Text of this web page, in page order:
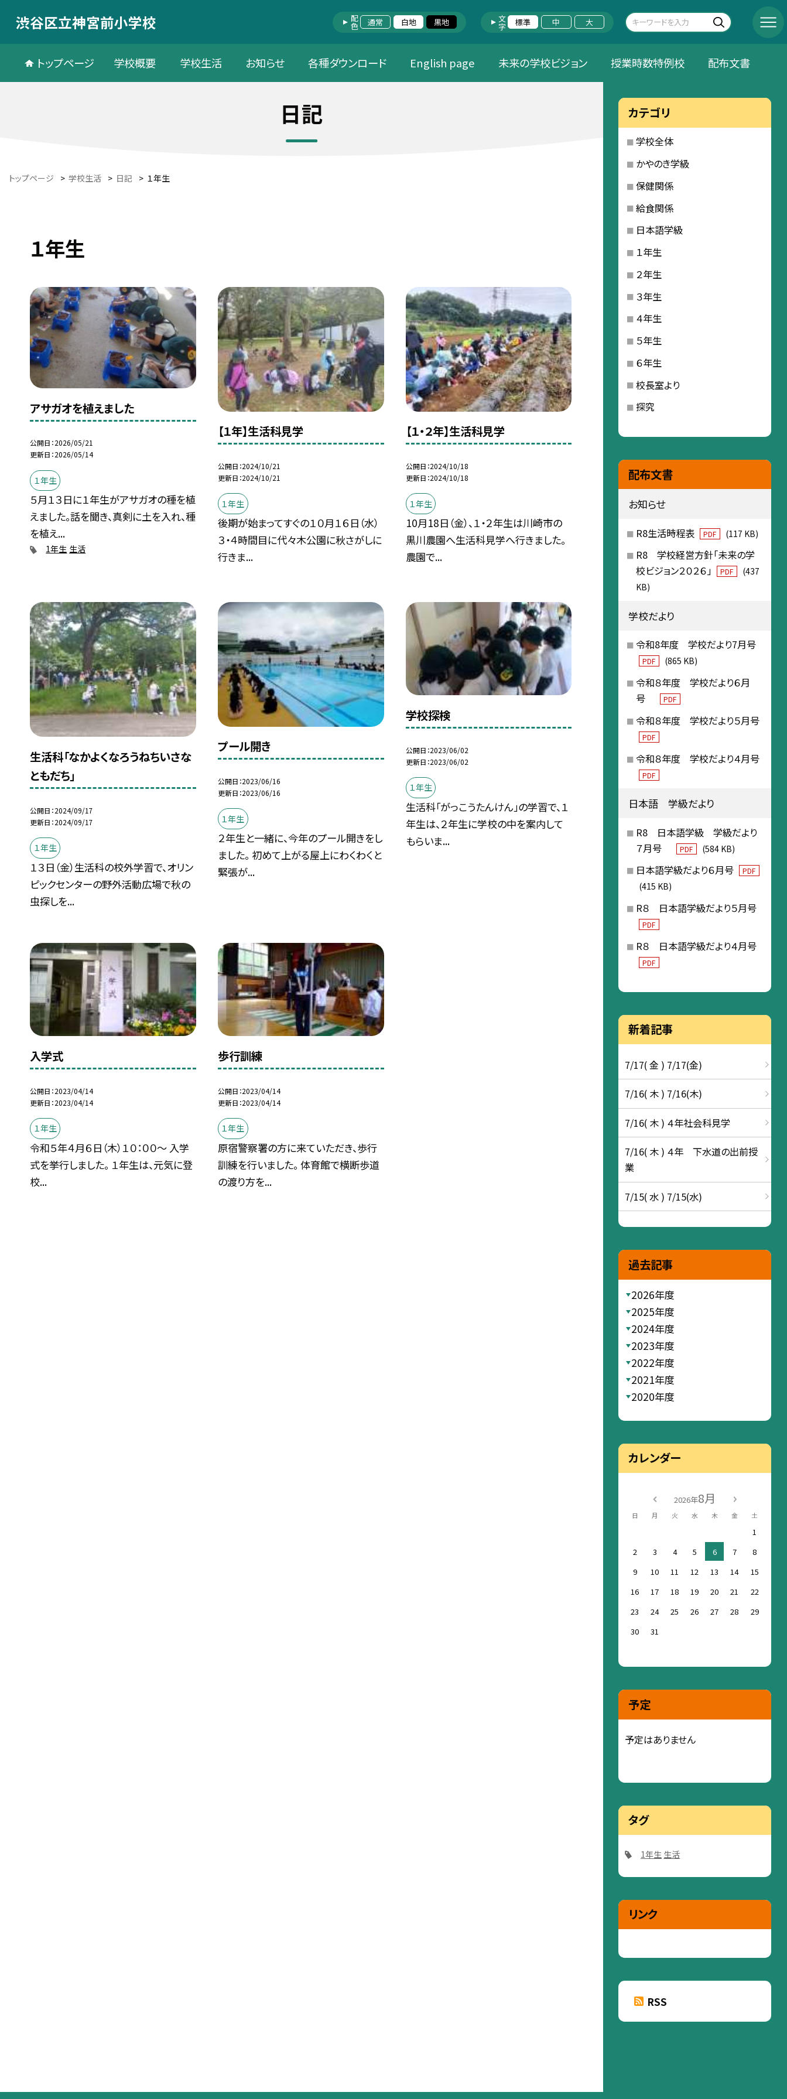
渋谷区立神宮前小学校 配色 通常 白地 黒地 文字 標準 中 大
トップページ 学校概要 学校生活 お知らせ 各種ダウンロード English page 未来の学校ビジョン 授業時数特例校 配布文書
日記
トップページ > 学校生活 > 日記 > １年生
１年生
アサガオを植えました
公開日 2026/05/21
更新日 2026/05/14
１年生
５月１３日に１年生がアサガオの種を植
えました。話を聞き、真剣に土を入れ、種
を植え...
1年生 生活
【１年】生活科見学
公開日 2024/10/21
更新日 2024/10/21
１年生
後期が始まってすぐの１０月１６日（水）
３・４時間目に代々木公園に秋さがしに
行きま...
【１・２年】生活科見学
公開日 2024/10/18
更新日 2024/10/18
１年生
10月18日（金）、１・２年生は川崎市の
黒川農園へ生活科見学へ行きました。
農園で...
生活科「なかよくなろうねちいさな
ともだち」
公開日 2024/09/17
更新日 2024/09/17
１年生
１３日（金）生活科の校外学習で、オリン
ピックセンターの野外活動広場で秋の
虫探しを...
プール開き
公開日 2023/06/16
更新日 2023/06/16
１年生
２年生と一緒に、今年のプール開きをし
ました。 初めて上がる屋上にわくわくと
緊張が...
学校探検
公開日 2023/06/02
更新日 2023/06/02
１年生
生活科「がっこうたんけん」の学習で、１
年生は、２年生に学校の中を案内して
もらいま...
入学式
公開日 2023/04/14
更新日 2023/04/14
１年生
令和５年４月６日（木）１０：００〜 入学
式を挙行しました。 １年生は、元気に登
校...
歩行訓練
公開日 2023/04/14
更新日 2023/04/14
１年生
原宿警察署の方に来ていただき、歩行
訓練を行いました。 体育館で横断歩道
の渡り方を...
カテゴリ
学校全体
かやのき学級
保健関係
給食関係
日本語学級
１年生
２年生
３年生
４年生
５年生
６年生
校長室より
探究
配布文書
お知らせ
R8生活時程表 PDF (117 KB)
R8 学校経営方針「未来の学
校ビジョン２０２６」
PDF
(437
KB)
学校だより
令和8年度 学校だより7月号
PDF (865 KB)
令和８年度 学校だより６月
号
PDF
令和８年度 学校だより５月号
PDF
令和８年度 学校だより４月号
PDF
日本語 学級だより
R8 日本語学級 学級だより
７月号
PDF (584 KB)
日本語学級だより６月号 PDF
(415 KB)
R８ 日本語学級だより５月号
PDF
R８ 日本語学級だより４月号
PDF
新着記事
7/17( 金 ) 7/17(金)
7/16( 木 ) 7/16(木)
7/16( 木 ) ４年社会科見学
7/16( 木 ) ４年 下水道の出前授
業
7/15( 水 ) 7/15(水)
過去記事
2026年度
2025年度
2024年度
2023年度
2022年度
2021年度
2020年度
カレンダー
2026年8月
日 月 火 水 木 金 土
1
2
3 4 5 6 7
8
9
10 11 12 13 14
15
16
17 18 19 20 21
22
23
24 25 26 27 28
29
30
31
予定
予定はありません
タグ
1年生 生活
リンク
RSS